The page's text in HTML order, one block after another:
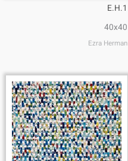
E.H.1
40x40
Ezra Herman